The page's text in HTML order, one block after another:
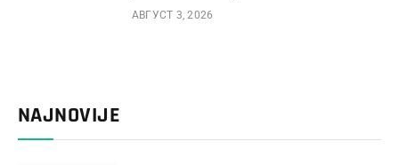
АВГУСТ 3, 2026
NAJNOVIJE